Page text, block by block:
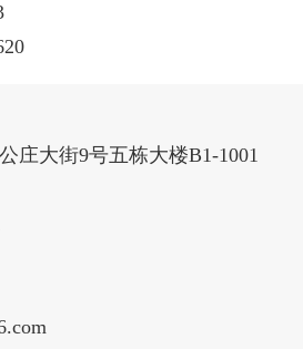
庄大街9号五栋大楼B1-1001